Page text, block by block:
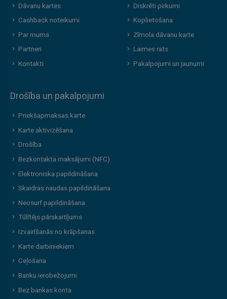
Dāvanu kartes
Cashback noteikumi
Par mums
Partneri
Kontakti
Diskrēti pirkumi
Koplietošana
Zīmola dāvanu karte
Laimes rats
Pakalpojumi un jaunumi
Drošība un pakalpojumi
Priekšapmaksas karte
Karte aktivizēšana
Drošība
Bezkontakta maksājumi (NFC)
Elektroniska papildināšana
Skaidras naudas papildināšana
Neosurf papildināšana
Tūlītējs pārskaitījums
Izvairīšanās no krāpšanas
Karte darbiniekiem
Ceļošana
Banku ierobežojumi
Bez bankas konta